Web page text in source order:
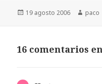
Publicado
19 agosto 2006 Autor
paco
16 comentarios